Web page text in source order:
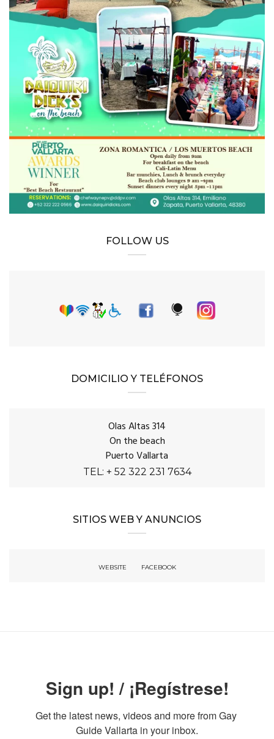
FOLLOW US
DOMICILIO Y TELÉFONOS
Olas Altas 314
On the beach
Puerto Vallarta
TEL: + 52 322 231 7634
SITIOS WEB Y ANUNCIOS
WEBSITE FACEBOOK
Sign up! / ¡Regístrese!
Get the latest news, videos and more from Gay
Guide Vallarta in your inbox.